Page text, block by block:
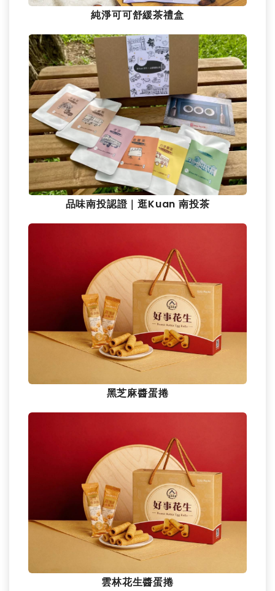
純淨可可舒緩茶禮盒
品味南投認證｜逛Kuan 南投茶
黑芝麻醬蛋捲
雲林花生醬蛋捲